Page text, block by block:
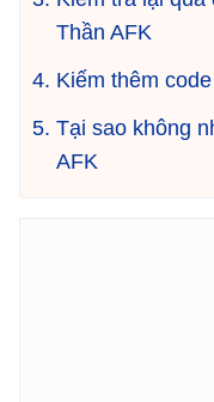
Thần AFK
Kiếm thêm
Tại sao không
AFK